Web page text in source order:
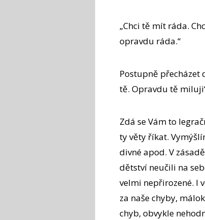
„Chci tě mít ráda.
opravdu ráda.“
Postupně přecházet
tě. Opravdu tě
Zdá se Vám to
ty věty říkat.
divné apod. V
dětství neučili na
velmi nepřirozené. I
za naše chyby,
chyb, obvykle